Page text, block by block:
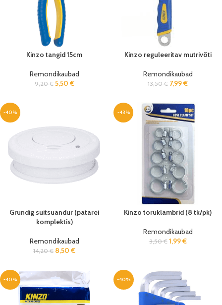
Kinzo tangid 15cm
Remondikaubad
9,20€ 5,50 €
Kinzo reguleeritav mutrivõti
Remondikaubad
13,50€ 7,99€
-40%
Grundig suitsuandur (patarei
komplektis)
Remondikaubad
14,20€ 8,50 €
-43%
Kinzo toruklambrid (8 tk/pk)
Remondikaubad
3,50€ 1,99€
-40% -40%